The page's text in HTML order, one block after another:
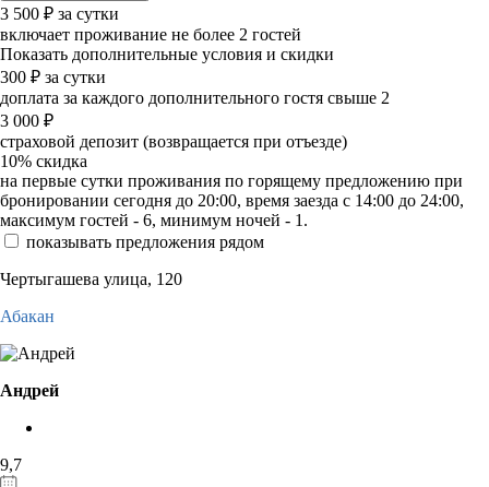
3 500 ₽ за сутки
включает проживание не более 2 гостей
Показать дополнительные условия и скидки
300 ₽ за сутки
доплата за каждого дополнительного гостя свыше 2
3 000 ₽
страховой депозит (возвращается при отъезде)
10% скидка
на первые сутки проживания по горящему предложению при
бронировании сегодня до 20:00, время заезда с 14:00 до 24:00,
максимум гостей - 6, минимум ночей - 1.
показывать предложения рядом
Чертыгашева улица, 120
Абакан
Андрей
9,7